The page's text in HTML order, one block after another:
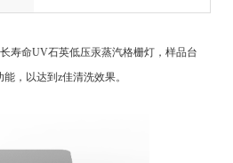
寿命UV石英低压汞蒸汽格栅灯 ，样品台
能，以达到z佳清洗效果。